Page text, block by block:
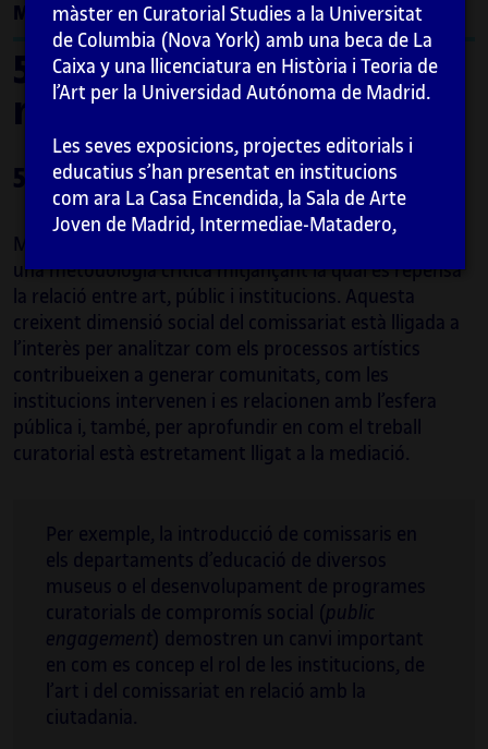
Menú
5. El comissariat com a
mediació
5.1. Introducció
Més enllà de la creació d’exposicions, el comissariat és
una metodologia crítica mitjançant la qual es repensa
la relació entre art, públic i institucions. Aquesta
creixent dimensió social del comissariat està lligada a
l’interès per analitzar com els processos artístics
contribueixen a generar comunitats, com les
institucions intervenen i es relacionen amb l’esfera
pública i, també, per aprofundir en com el treball
curatorial està estretament lligat a la mediació.
Per exemple, la introducció de comissaris en
els departaments d’educació de diversos
museus o el desenvolupament de programes
curatorials de compromís social (public
engagement) demostren un canvi important
en com es concep el rol de les institucions, de
l’art i del comissariat en relació amb la
ciutadania.
màster en Curatorial Studies a la Universitat
de Columbia (Nova York) amb una beca de La
Caixa y una llicenciatura en Història i Teoria de
l’Art per la Universidad Autónoma de Madrid.
Les seves exposicions, projectes editorials i
educatius s’han presentat en institucions
com ara La Casa Encendida, la Sala de Arte
Joven de Madrid, Intermediae-Matadero,
Arts (Glasgow), Canterbury Cathedral, Turner
Contemporary (Margate), International
Association for Visual Culture (Londres),
Fondazione Sandretto Re Rebaudengo (Torí) i
ISE Foundation (Nova York), entre d’altres.
Del 2007 al 2010 va ser assessora de Belles
Arts al Ministeri de Cultura i del 2013 al 2018